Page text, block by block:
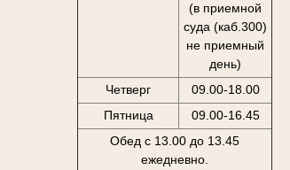
(в приемной
суда (каб.300)
не приемный
день)
Четверг
09.00-18.00
Пятница
09.00-16.45
Обед с 13.00 до 13.45
ежедневно.